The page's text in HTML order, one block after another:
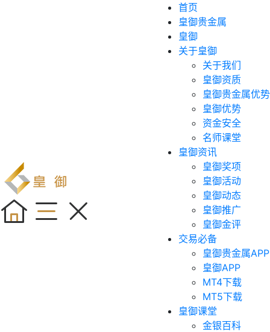
首页
皇御贵金属
皇御
关于皇御
关于我们
皇御资质
皇御贵金属优势
皇御优势
资金安全
名师课堂
皇御资讯
皇御奖项
皇御活动
皇御动态
皇御推广
皇御金评
交易必备
皇御贵金属APP
皇御APP
MT4下载
MT5下载
皇御课堂
金银百科